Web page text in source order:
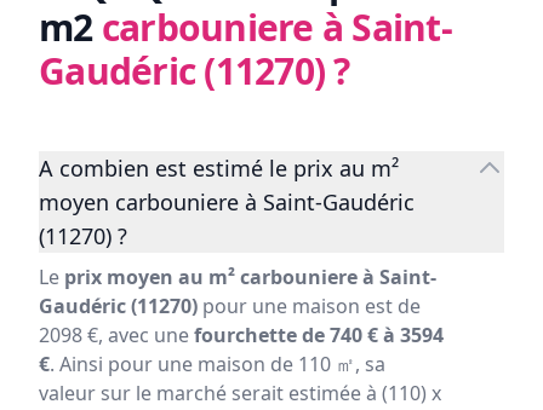
m2carbouniere à Saint-
Gaudéric (11270)?
A combien est estimé le prix au m²
moyen carbouniere à Saint-Gaudéric
(11270) ?
Le prix moyen au m² carbouniere à Saint-
Gaudéric (11270) pour une maison est de
2098 €, avec unefourchette de 740 € à 3594
€. Ainsi pour une maison de 110 ㎡, sa
valeur sur le marché serait estimée à (110) x